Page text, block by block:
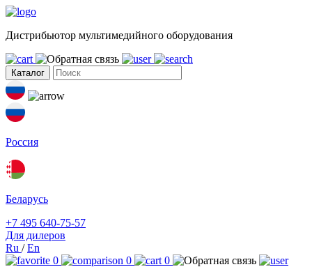
Дистрибьютор мультимедийного оборудования
Каталог
Россия
Беларусь
+7 495 640-75-57
Для дилеров
Ru /En
0
0 0